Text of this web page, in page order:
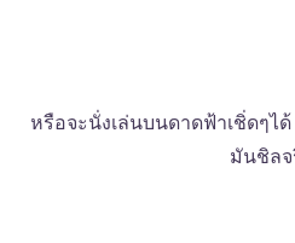
หรือจะนั่งเล่นบนดาดฟ้าเชิ่ดๆไ
มันชิลจ